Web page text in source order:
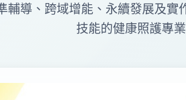
輔導、跨域增能、永續發展及
技能的健康照護專